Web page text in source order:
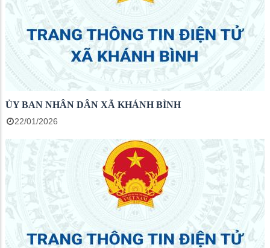
ỦY BAN NHÂN DÂN XÃ KHÁNH BÌNH
22/01/2026